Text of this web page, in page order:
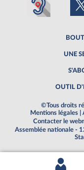
UNE
OUTIL
©Tous droits
Mentions légales
Contacter le
Assemblée nationale -